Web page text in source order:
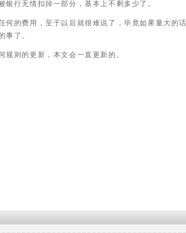
银行无情扣掉一部分，基本上不剩多少了。
何的费用，至于以后就很难说了，毕竟如果量大的
事了。
规则的更新，本文会一直更新的。